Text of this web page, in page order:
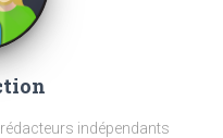
indépendants